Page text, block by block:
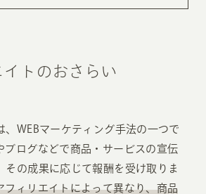
イトのおさらい
、WEBマーケティング手法の一つで
ブログなどで商品・サービスの宣伝
その成果に応じて報酬を受け取りま
フィリエイトによって異なり、商品